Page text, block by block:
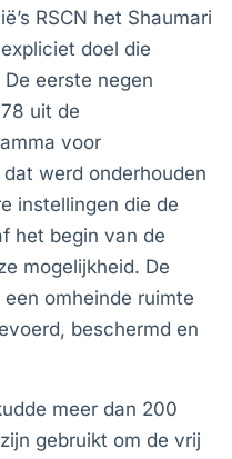
RSCN het Shaumari
doel die
eerste negen
uit de
voor
werd onderhouden
instellingen die de
het begin van de
mogelijkheid. De
omheinde ruimte
beschermd en
meer dan 200
gebruikt om de vrij